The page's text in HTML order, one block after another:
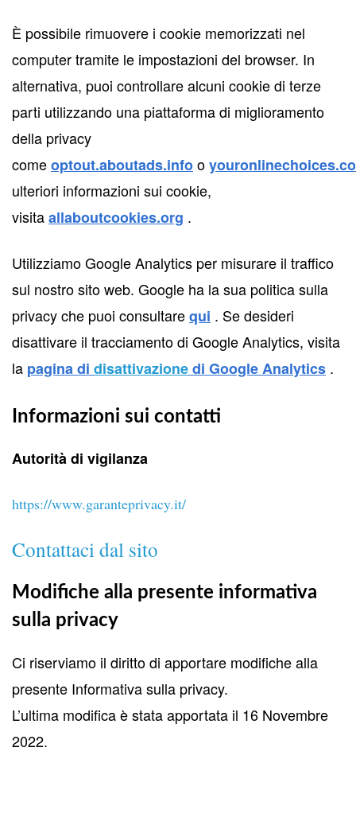
È possibile rimuovere i cookie memorizzati nel
computer tramite le impostazioni del browser. In
alternativa, puoi controllare alcuni cookie di terze
parti utilizzando una piattaforma di miglioramento
della privacy
comeoptout.aboutads.infoo
ulteriori informazioni sui cookie,
visitaallaboutcookies.org .
Utilizziamo Google Analytics per misurare il traffico
sul nostro sito web. Google ha la sua politica sulla
privacy che puoi consultarequi . Se desideri
disattivare il tracciamento di Google Analytics, visita
la pagina di disattivazionedi Google Analytics .
Informazioni sui contatti
Autorità di vigilanza
https://www.garanteprivacy.it/
Contattaci dal sito
Modifiche alla presente informativa
sulla privacy
Ci riserviamo il diritto di apportare modifiche alla
presente Informativa sulla privacy.
L’ultima modifica è stata apportata il 16 Novembre
2022.